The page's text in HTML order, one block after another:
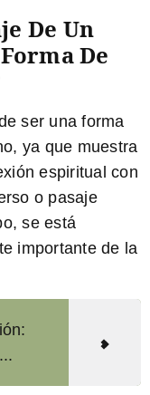
De Un
De
ser una forma
ya que muestra
espiritual con
o pasaje
se está
importante de la